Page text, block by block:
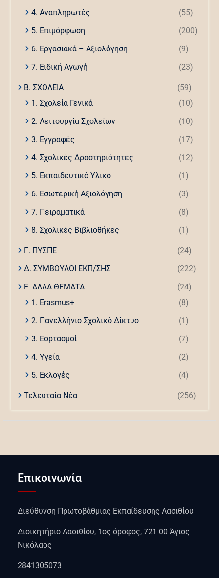
4. Αναπληρωτές
(55)
5. Επιμόρφωση
(200)
6. Εργασιακά – Αξιολόγηση
(9)
7. Ειδική Αγωγή
(23)
Β. ΣΧΟΛΕΙΑ
(59)
1. Σχολεία Γενικά
(10)
2. Λειτουργία Σχολείων
(10)
3. Εγγραφές
(17)
4. Σχολικές Δραστηριότητες
(12)
5. Εκπαιδευτικό Υλικό
(1)
6. Εσωτερική Αξιολόγηση
(3)
7. Πειραματικά
(8)
8. Σχολικές Βιβλιοθήκες
(1)
Γ. ΠΥΣΠΕ
(24)
Δ. ΣΥΜΒΟΥΛΟΙ ΕΚΠ/ΣΗΣ
(222)
Ε. ΑΛΛΑ ΘΕΜΑΤΑ
(24)
1. Erasmus+
(8)
2. Πανελλήνιο Σχολικό Δίκτυο
(1)
3. Εορτασμοί
(7)
4. Υγεία
(2)
5. Εκλογές
(4)
Τελευταία Νέα (256)
Επικοινωνία
Διεύθυνση Πρωτοβάθμιας Εκπαίδευσης Λασιθίου
Διοικητήριο Λασιθίου, 1ος όροφος, 721 00 Άγιος
Νικόλαος
2841305073